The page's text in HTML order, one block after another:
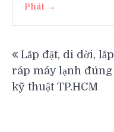
Phát →
hướng
bài
Lắp đặt, di dời, lắp
ráp máy lạnh đúng
kỹ thuật TP.HCM